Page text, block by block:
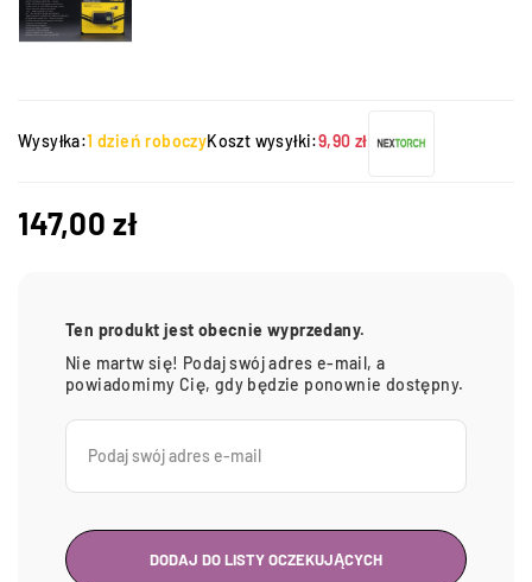
Wysyłka:1 dzień roboczyKoszt wysyłki:9,90 zł
147,00zł
Ten produkt jest obecnie wyprzedany.
Nie martw się! Podaj swój adres e-mail, a
powiadomimy Cię, gdy będzie ponownie dostępny.